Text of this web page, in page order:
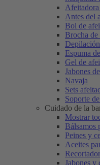
Antes del
Bol de
Brocha de
Espuma
Gel de
Jabones
Navaja
Sets
Soporte
Cuidado de la
Mostrar
Bálsamos
Peines y
Aceites
Jabones y